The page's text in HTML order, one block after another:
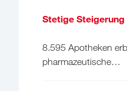
Stetige
8.595 Apotheken
pharmazeutische…